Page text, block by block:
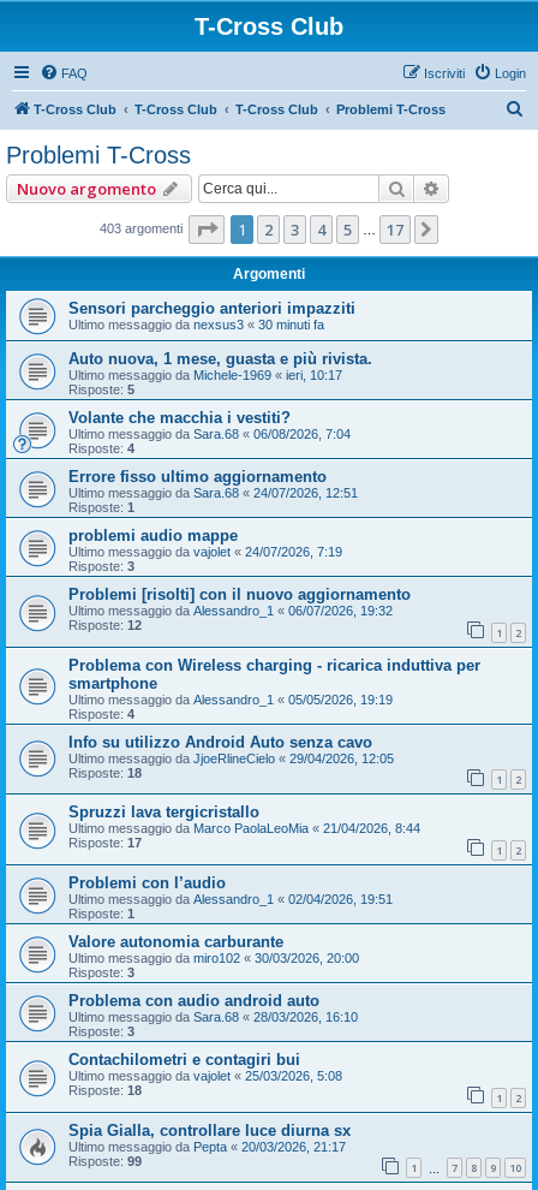
T-Cross Club
FAQ Login
Iscriviti
T-Cross Club T-Cross Club T-Cross Club Problemi T-Cross
Problemi T-Cross
Nuovo argomento Cerca
403 argomenti Pagina di 17
1 2 3 4 5 17
Argomenti
Sensori parcheggio anteriori impazziti
Ultimo messaggio da nexsus3 « 30 minuti fa
Auto nuova, 1 mese, guasta e più rivista.
Ultimo messaggio da Michele-1969 « ieri, 10:17
Risposte: 5
Volante che macchia i vestiti?
Ultimo messaggio da Sara.68 « 06/08/2026, 7:04
Risposte: 4
Errore fisso ultimo aggiornamento
Ultimo messaggio da Sara.68 « 24/07/2026, 12:51
Risposte: 1
problemi audio mappe
Ultimo messaggio da vajolet « 24/07/2026, 7:19
Risposte: 3
Problemi [risolti] con il nuovo aggiornamento
Ultimo messaggio da Alessandro_1 « 06/07/2026, 19:32
Risposte: 12 1 2
Problema con Wireless charging - ricarica induttiva per
smartphone
Ultimo messaggio da Alessandro_1 « 05/05/2026, 19:19
Risposte: 4
Info su utilizzo Android Auto senza cavo
Ultimo messaggio da JjoeRlineCielo « 29/04/2026, 12:05
Risposte: 18 1 2
Spruzzi lava tergicristallo
Ultimo messaggio da Marco PaolaLeoMia « 21/04/2026, 8:44
Risposte: 17 1 2
Problemi con l’audio
Ultimo messaggio da Alessandro_1 « 02/04/2026, 19:51
Risposte: 1
Valore autonomia carburante
Ultimo messaggio da miro102 « 30/03/2026, 20:00
Risposte: 3
Problema con audio android auto
Ultimo messaggio da Sara.68 « 28/03/2026, 16:10
Risposte: 3
Contachilometri e contagiri bui
Ultimo messaggio da vajolet « 25/03/2026, 5:08
Risposte: 18 1 2
Spia Gialla, controllare luce diurna sx
Ultimo messaggio da Pepta « 20/03/2026, 21:17
Risposte: 99 1 7 8 9 10